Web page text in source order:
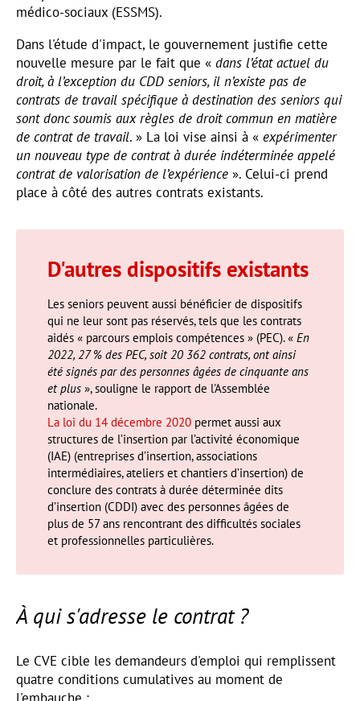
médico-sociaux (ESSMS).
Dans l'étude d'impact, le gouvernement justifie cette
nouvelle mesure par le fait que « dans l’état actuel du
droit, à l’exception du CDD seniors, il n’existe pas de
contrats de travail spécifique à destination des seniors qui
sont donc soumis aux règles de droit commun en matière
de contrat de travail. » La loi vise ainsi à « expérimenter
un nouveau type de contrat à durée indéterminée appelé
contrat de valorisation de l’expérience ». Celui-ci prend
place à côté des autres contrats existants.
D'autres dispositifs existants
Les seniors peuvent aussi bénéficier de dispositifs
qui ne leur sont pas réservés, tels que les contrats
aidés « parcours emplois compétences » (PEC). « En
2022, 27 % des PEC, soit 20 362 contrats, ont ainsi
été signés par des personnes âgées de cinquante ans
et plus », souligne le rapport de l'Assemblée
nationale.
La loi du 14 décembre 2020 permet aussi aux
structures de l’insertion par l’activité économique
(IAE) (entreprises d’insertion, associations
intermédiaires, ateliers et chantiers d’insertion) de
conclure des contrats à durée déterminée dits
d’insertion (CDDI) avec des personnes âgées de
plus de 57 ans rencontrant des difficultés sociales
et professionnelles particulières.
À qui s'adresse le contrat ?
Le CVE cible les demandeurs d'emploi qui remplissent
quatre conditions cumulatives au moment de